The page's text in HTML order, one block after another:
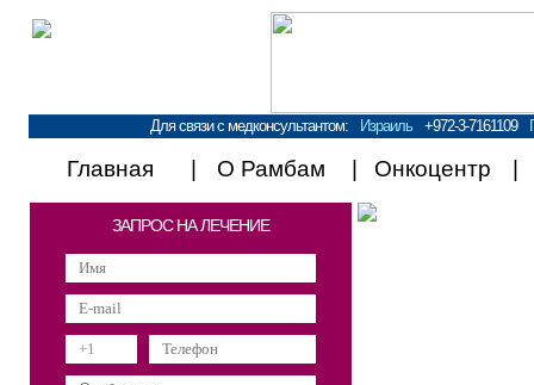
Для связи с медконсультантом: Израиль +972-3-7161109
Главная О Рамбам Онкоцентр
ЗАПРОС НА ЛЕЧЕНИЕ